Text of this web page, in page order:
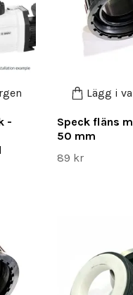
-
Lägg i
Speck fläns
50 mm
89 kr